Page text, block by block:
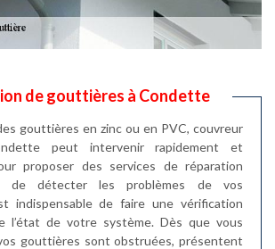
de gouttières à Condette
gouttières en zinc ou en PVC, couvreur
peut intervenir rapidement et
proposer des services de réparation
de détecter les problèmes de vos
indispensable de faire une vérification
l’état de votre système. Dès que vous
gouttières sont obstruées, présentent